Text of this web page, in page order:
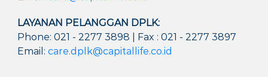
LAYANAN PELANGGAN DPLK:
Phone: 021 - 2277 3898 | Fax : 021 - 2277 3897
Email:care.dplk@capitallife.co.id